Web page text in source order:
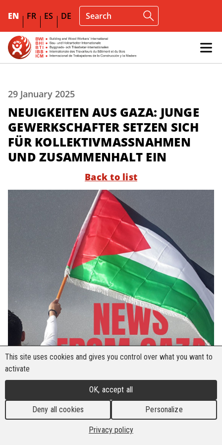
EN FR ES DE
29 January 2025
NEUIGKEITEN AUS GAZA: JUNGE
GEWERKSCHAFTER SETZEN SICH
FÜR KOLLEKTIVMASSNAHMEN U
ND ZUSAMMENHALT EIN
Back to list
This site uses cookies and gives you control over what you want to
activate
OK, accept all
Deny all cookies Personalize
Privacy policy